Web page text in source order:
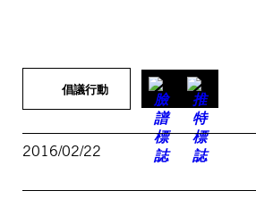
倡議行動
2016/02/22